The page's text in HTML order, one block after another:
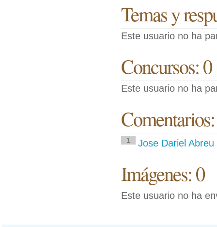
Temas y
Este usuario no ha
Concursos: 0
Este usuario no ha
1 Jose Dariel Abreu
Imágenes: 0
Este usuario no ha